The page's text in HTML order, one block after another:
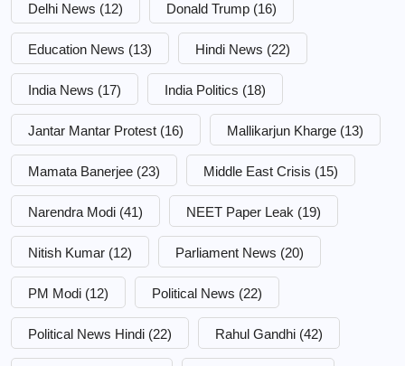
Delhi News (12) Donald Trump (16)
Education News (13) Hindi News (22)
India News (17) India Politics (18)
Jantar Mantar Protest (16) Mallikarjun Kharge (13)
Mamata Banerjee (23) Middle East Crisis (15)
Narendra Modi (41) NEET Paper Leak (19)
Nitish Kumar (12) Parliament News (20)
PM Modi (12) Political News (22)
Political News Hindi (22) Rahul Gandhi (42)